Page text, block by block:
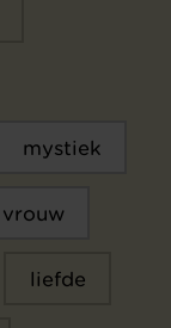
mystiek
vrouw
liefde